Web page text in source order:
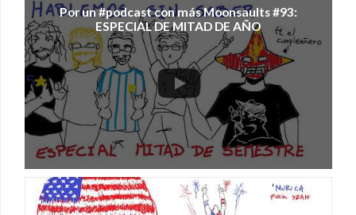
Por un #podcast con más Moonsaults #93:
ESPECIAL DE MITAD DE AÑO